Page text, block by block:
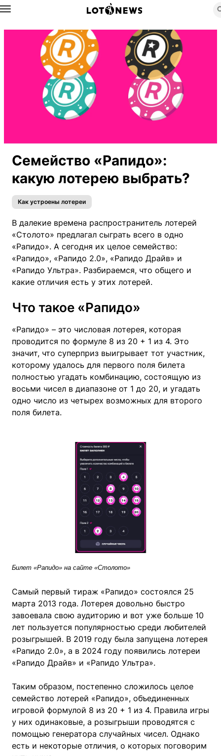
Назад
Семейство «Рапидо»:
какую лотерею выбрать?
Как устроены лотереи
В далекие времена распространитель лотерей
«Столото» предлагал сыграть всего в одно
«Рапидо». А сегодня их целое семейство:
«Рапидо», «Рапидо 2.0», «Рапидо Драйв» и
«Рапидо Ультра». Разбираемся, что общего и
какие отличия есть у этих лотерей.
Что такое «Рапидо»
«Рапидо» – это числовая лотерея, которая
проводится по формуле 8 из 20 + 1 из 4. Это
значит, что суперприз выигрывает тот участник,
которому удалось для первого поля билета
полностью угадать комбинацию, состоящую из
восьми чисел в диапазоне от 1 до 20, и угадать
одно число из четырех возможных для второго
поля билета.
Билет «Рапидо» на сайте «Столото»
Самый первый тираж «Рапидо» состоялся 25
марта 2013 года. Лотерея довольно быстро
завоевала свою аудиторию и вот уже больше 10
лет пользуется популярностью среди любителей
розыгрышей. В 2019 году была запущена лотерея
«Рапидо 2.0», а в 2024 году появились лотереи
«Рапидо Драйв» и «Рапидо Ультра».
Таким образом, постепенно сложилось целое
семейство лотерей «Рапидо», объединенных
игровой формулой 8 из 20 + 1 из 4. Правила игры
у них одинаковые, а розыгрыши проводятся с
помощью генератора случайных чисел. Однако
есть и некоторые отличия, о которых поговорим